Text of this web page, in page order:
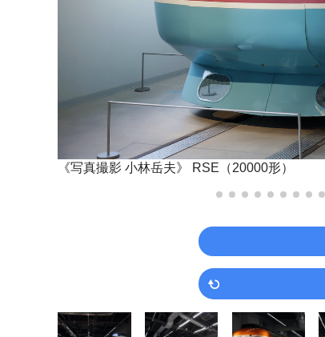
《写真撮影 小林岳夫》 RSE（20000形）